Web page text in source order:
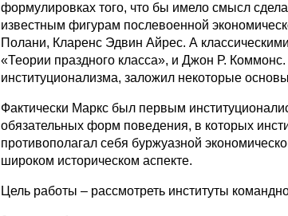
формулировках того, что бы имело смысл
известным фигурам послевоенной
Полани, Кларенс Эдвин Айрес. А
«Теории праздного класса», и Джон Р.
институционализма, заложил некоторые
Фактически Маркс был первым
обязательных форм поведения, в которых
противополагал себя буржуазной
широком историческом аспекте.
Цель работы – рассмотреть институты